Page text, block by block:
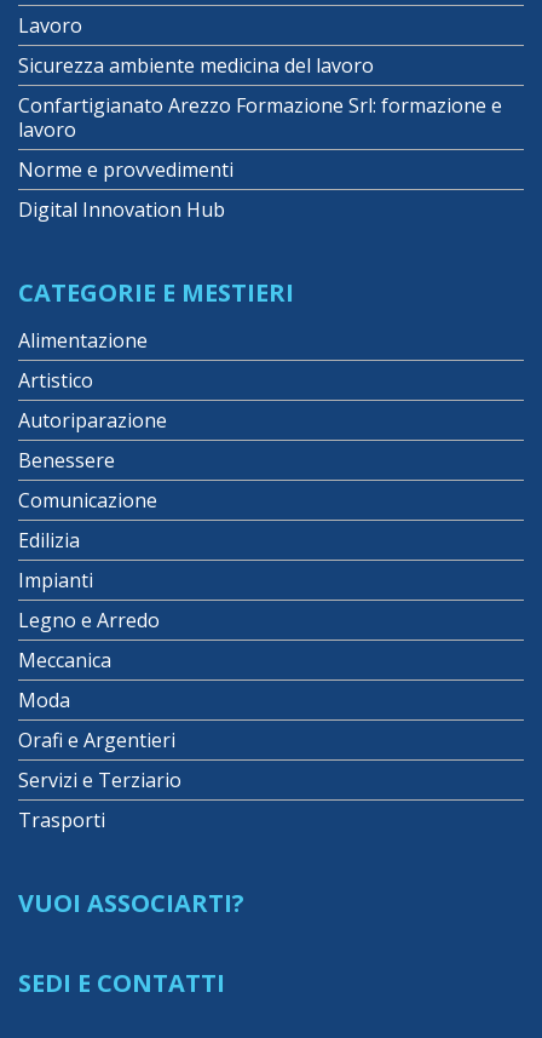
Lavoro
Sicurezza ambiente medicina del lavoro
Confartigianato Arezzo Formazione Srl: formazione e
lavoro
Norme e provvedimenti
Digital Innovation Hub
CATEGORIE E MESTIERI
Alimentazione
Artistico
Autoriparazione
Benessere
Comunicazione
Edilizia
Impianti
Legno e Arredo
Meccanica
Moda
Orafi e Argentieri
Servizi e Terziario
Trasporti
VUOI ASSOCIARTI?
SEDI E CONTATTI